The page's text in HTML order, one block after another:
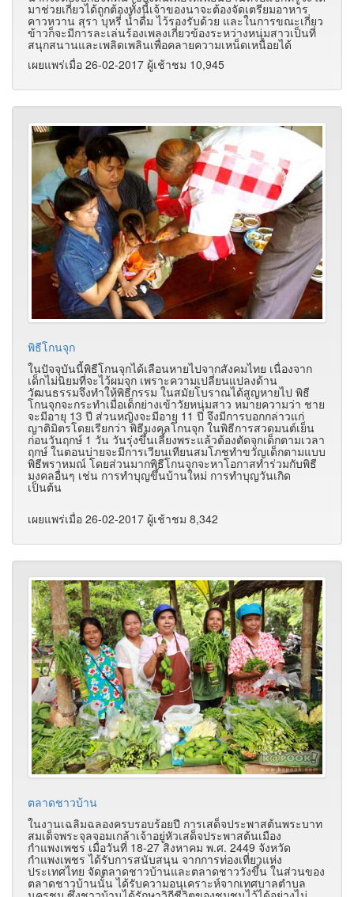
มาช่วยเกี่ยวได้ถูกต้องทั้งนี้เจ้าของนาจะต้องจัดเตรียมอาหาร
คาวหวาน สุรา บุหรี่ น้ำดื่ม ไว้รองรับด้วย และในการขณะเกี่ยว
ข้าวก็จะมีการละเล่นร้องเพลงเกี่ยวข้องระหว่างหนุ่มสาวเป็นที่
สนุกสนานและเพลิดเพลินเพื่อคลายความเหน็ดเหนื่อยได้
เผยแพร่เมื่อ 26-02-2017 ผู้เช้าชม 10,945
พิธีโกนจุก
ในปัจจุบันนี้พิธีโกนจุกได้เลือนหายไปจากสังคมไทย เนื่องจาก
เด็กไม่นิยมที่จะไว้ผมจุก เพราะความเปลี่ยนแปลงด้าน
วัฒนธรรมจึงทำให้พิธีกรรม ในสมัยโบราณได้สูญหายไป พิธี
โกนจุกจะกระทำเมื่อเด็กย่างเข้าวัยหนุ่มสาว หมายความว่า ชาย
จะมีอายุ 13 ปี ส่วนหญิงจะมีอายุ 11 ปี จึงมีการบอกกล่าวแก่
ญาติมิตรโดยเรียกว่า พิธีมงคลโกนจุก ในพิธีการสวดมนต์เย็น
ก่อนวันฤกษ์ 1 วัน วันรุ่งขึ้นเลี้ยงพระแล้วต้องตัดจุกเด็กตามเวลา
ฤกษ์ ในตอนบ่ายจะมีการเวียนเทียนสมโภชทำขวัญเด็กตามแบบ
พิธีพราหมณ์ โดยส่วนมากพิธีโกนจุกจะหาโอกาสทำร่วมกับพิธี
มงคลอื่นๆ เช่น การทำบุญขึ้นบ้านใหม่ การทำบุญวันเกิด
เป็นต้น
เผยแพร่เมื่อ 26-02-2017 ผู้เช้าชม 8,342
ตลาดชาวบ้าน
ในงานเฉลิมฉลองครบรอบร้อยปี การเสด็จประพาสต้นพระบาท
สมเด็จพระจุลจอมเกล้าเจ้าอยู่หัวเสด็จประพาสต้นเมือง
กำแพงเพชร เมื่อวันที่ 18-27 สิงหาคม พ.ศ. 2449 จังหวัด
กำแพงเพชร ได้รับการสนับสนุน จากการท่องเที่ยวแห่ง
ประเทศไทย จัดตลาดชาวบ้านและตลาดชาววังขึ้น ในส่วนของ
ตลาดชาวบ้านนั้น ได้รับความอนุเคราะห์จากเทศบาลตำบล